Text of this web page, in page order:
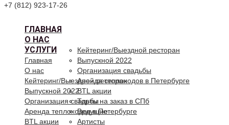
+7 (812) 923-17-26
ГЛАВНАЯ
О НАС
УСЛУГИ
Кейтеринг/Выездной ресторан
Выпускной 2022
Организация свадьбы
Аренда теплоходов в Петербурге
BTL акции
Торты на заказ в СПб
Ведущие
Артисты
Главная
О нас
Кейтеринг/Выездной ресторан
Выпускной 2022
Организация свадьбы
Аренда теплоходов в Петербурге
BTL акции